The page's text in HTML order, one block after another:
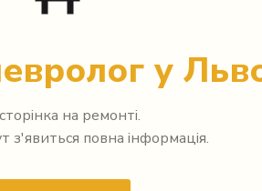
у
на ремонті.
з'явиться повна інформація.